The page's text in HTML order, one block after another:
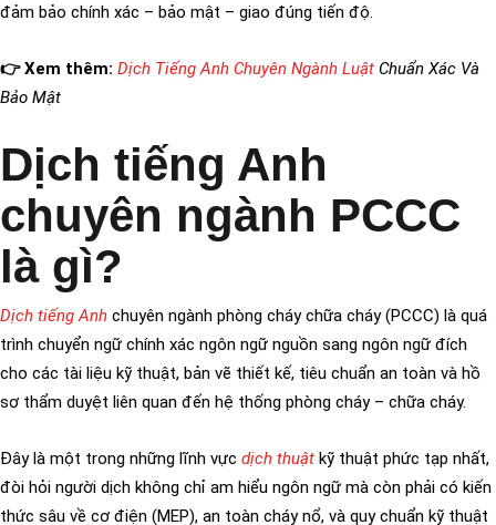
đảm bảo chính xác – bảo mật – giao đúng tiến độ.
👉 Xem thêm: Dịch Tiếng Anh Chuyên Ngành Luật Chuẩn Xác Và
Bảo Mật
Dịch tiếng Anh
chuyên ngành PCCC
là gì?
Dịch tiếng Anh chuyên ngành phòng cháy chữa cháy (PCCC) là quá
trình chuyển ngữ chính xác ngôn ngữ nguồn sang ngôn ngữ đích
cho các tài liệu kỹ thuật, bản vẽ thiết kế, tiêu chuẩn an toàn và hồ
sơ thẩm duyệt liên quan đến hệ thống phòng cháy – chữa cháy.
Đây là một trong những lĩnh vực dịch thuật kỹ thuật phức tạp nhất,
đòi hỏi người dịch không chỉ am hiểu ngôn ngữ mà còn phải có kiến
thức sâu về cơ điện (MEP), an toàn cháy nổ, và quy chuẩn kỹ thuật